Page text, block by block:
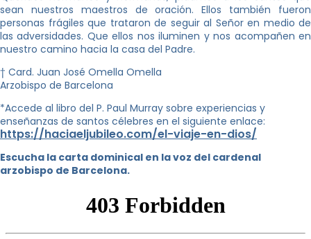
sean nuestros maestros de oración. Ellos también fueron
personas frágiles que trataron de seguir al Señor en medio de
las adversidades. Que ellos nos iluminen y nos acompañen en
nuestro camino hacia la casa del Padre.
† Card. Juan José Omella Omella
Arzobispo de Barcelona
*Accede al libro del P. Paul Murray sobre experiencias y
enseñanzas de santos célebres en el siguiente enlace:
https://haciaeljubileo.com/el-viaje-en-dios/
Escucha la carta dominical en la voz del cardenal
arzobispo de Barcelona.